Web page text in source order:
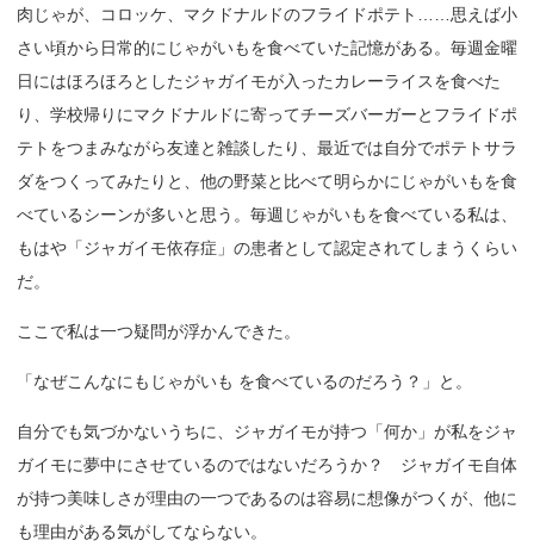
肉じゃが、コロッケ、マクドナルドのフライドポテト……思えば小
さい頃から日常的にじゃがいもを食べていた記憶がある。毎週金曜
日にはほろほろとしたジャガイモが入ったカレーライスを食べた
り、学校帰りにマクドナルドに寄ってチーズバーガーとフライドポ
テトをつまみながら友達と雑談したり、最近では自分でポテトサラ
ダをつくってみたりと、他の野菜と比べて明らかにじゃがいもを食
べているシーンが多いと思う。毎週じゃがいもを食べている私は、
もはや「ジャガイモ依存症」の患者として認定されてしまうくらい
だ。
ここで私は一つ疑問が浮かんできた。
「なぜこんなにもじゃがいも を食べているのだろう？」と。
自分でも気づかないうちに、ジャガイモが持つ「何か」が私をジャ
ガイモに夢中にさせているのではないだろうか？ ジャガイモ自体
が持つ美味しさが理由の一つであるのは容易に想像がつくが、他に
も理由がある気がしてならない。